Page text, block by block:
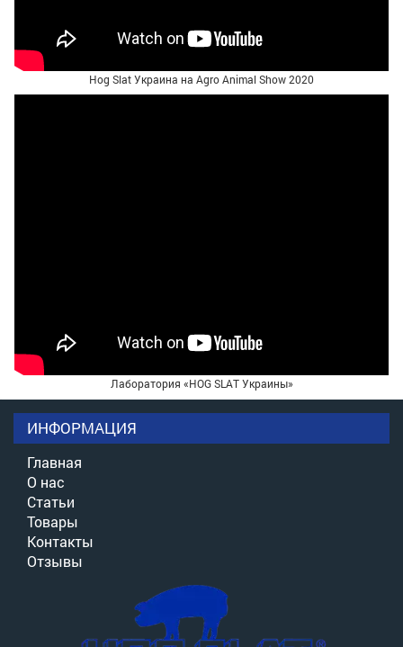
Hog Slat Украина на Agro Animal Show 2020
Лаборатория «HOG SLAT Украины»
ИНФОРМАЦИЯ
Главная
О нас
Статьи
Товары
Контакты
Отзывы